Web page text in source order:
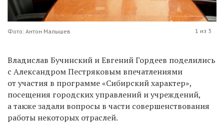
Фото: Антон Малышев 1 из 3
Владислав Бучинский и Евгений Гордеев поделились
с Александром Пестряковым впечатлениями
от участия в программе «Сибирский характер»,
посещения городских управлений и учреждений,
а также задали вопросы в части совершенствования
работы некоторых отраслей.